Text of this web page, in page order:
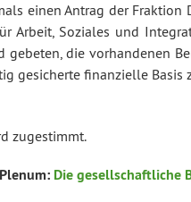
einen Antrag der
Arbeit, Soziales und
gebeten, die vorhandenen
gesicherte finanzielle Basis
zugestimmt.
Die gesellschaftliche